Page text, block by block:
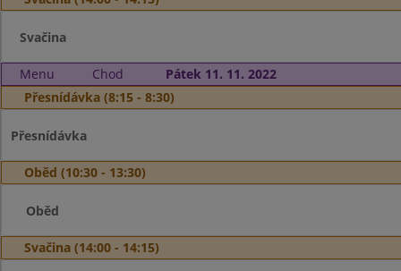
Svačina
Menu Chod
Pátek 11. 11. 2022
Přesnídávka (8:15 - 8:30)
Přesnídávka
Oběd (10:30 - 13:30)
Oběd
Svačina (14:00 - 14:15)